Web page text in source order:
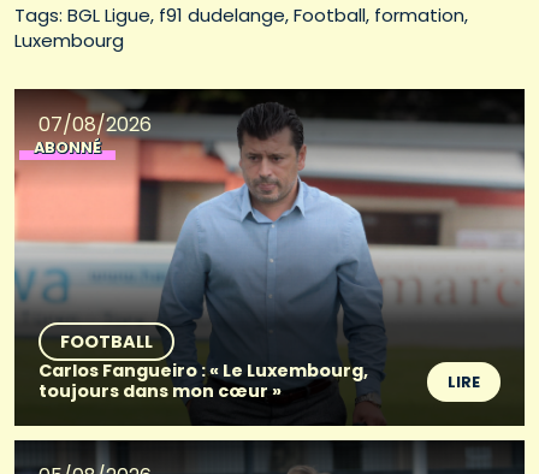
Tags: BGL Ligue f91 dudelange Football formation
Luxembourg
07/08/2026
ABONNÉ
FOOTBALL
Carlos Fangueiro : « Le Luxembourg,
toujours dans mon cœur »
LIRE